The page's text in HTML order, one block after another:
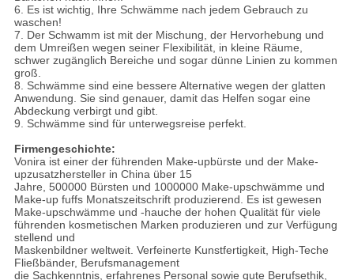
6. Es ist wichtig, Ihre Schwämme nach jedem Gebrauch zu
waschen!
7. Der Schwamm ist mit der Mischung, der Hervorhebung und
dem Umreißen wegen seiner Flexibilität, in kleine Räume,
schwer zugänglich Bereiche und sogar dünne Linien zu kommen
groß.
8. Schwämme sind eine bessere Alternative wegen der glatten
Anwendung. Sie sind genauer, damit das Helfen sogar eine
Abdeckung verbirgt und gibt.
9. Schwämme sind für unterwegsreise perfekt.
Firmengeschichte:
Vonira ist einer der führenden Make-upbürste und der Make-
upzusatzhersteller in China über 15
Jahre, 500000 Bürsten und 1000000 Make-upschwämme und
Make-up fuffs Monatszeitschrift produzierend. Es ist gewesen
Make-upschwämme und -hauche der hohen Qualität für viele
führenden kosmetischen Marken produzieren und zur Verfügung
stellend und
Maskenbildner weltweit. Verfeinerte Kunstfertigkeit, High-Teche
Fließbänder, Berufsmanagement
die Sachkenntnis, erfahrenes Personal sowie gute Berufsethik,